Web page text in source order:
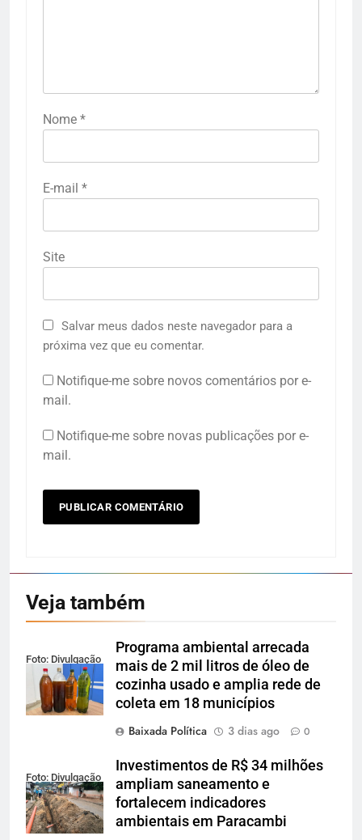
Nome *
E-mail *
Site
Salvar meus dados neste navegador para a
próxima vez que eu comentar.
Notifique-me sobre novos comentários por e-
mail.
Notifique-me sobre novas publicações por e-
mail.
Veja também
Foto: Divulgação
Programa ambiental arrecada
mais de 2 mil litros de óleo de
cozinha usado e amplia rede de
coleta em 18 municípios
Baixada Política
3 dias ago 0
Foto: Divulgação
Investimentos de R$ 34 milhões
ampliam saneamento e
fortalecem indicadores
ambientais em Paracambi